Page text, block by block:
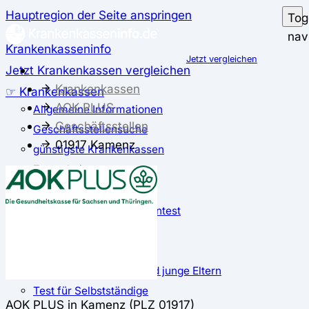
Hauptregion der Seite anspringen
Krankenkasseninfo
Jetzt Krankenkassen vergleichen
☞ Krankenkassen
Allgemeine Informationen
Geschäftsstellensuche
günstigste Krankenkassen
Zusatzbeitrag
✅ Krankenkassen Test
Der große Krankenkassentest
Test für Schwangere und junge Eltern
Test für Selbstständige
Jetzt vergleichen
Krankenkassen
AOK PLUS
Geschäftsstellen
01917 Kamenz
AOK PLUS in Kamenz (PLZ 01917)